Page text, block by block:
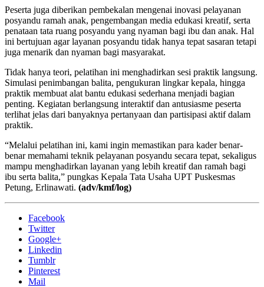
Peserta juga diberikan pembekalan mengenai inovasi pelayanan
posyandu ramah anak, pengembangan media edukasi kreatif, serta
penataan tata ruang posyandu yang nyaman bagi ibu dan anak. Hal
ini bertujuan agar layanan posyandu tidak hanya tepat sasaran tetapi
juga menarik dan nyaman bagi masyarakat.
Tidak hanya teori, pelatihan ini menghadirkan sesi praktik langsung.
Simulasi penimbangan balita, pengukuran lingkar kepala, hingga
praktik membuat alat bantu edukasi sederhana menjadi bagian
penting. Kegiatan berlangsung interaktif dan antusiasme peserta
terlihat jelas dari banyaknya pertanyaan dan partisipasi aktif dalam
praktik.
“Melalui pelatihan ini, kami ingin memastikan para kader benar-
benar memahami teknik pelayanan posyandu secara tepat, sekaligus
mampu menghadirkan layanan yang lebih kreatif dan ramah bagi
ibu serta balita,” pungkas Kepala Tata Usaha UPT Puskesmas
Petung, Erlinawati. (adv/kmf/log)
Facebook
Twitter
Google+
Linkedin
Tumblr
Pinterest
Mail